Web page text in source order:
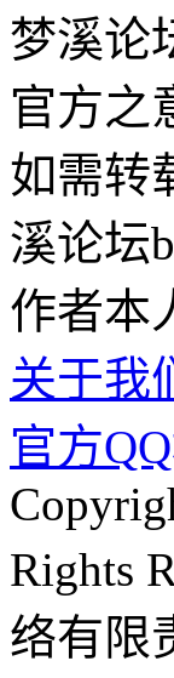
梦溪论
官方之
如需转
溪论坛
作者本
关于我
官方
Rights
络有限